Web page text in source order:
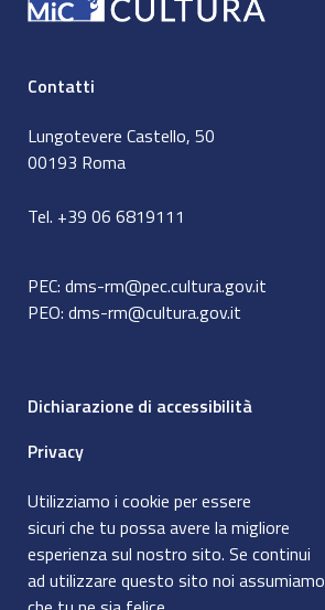
Contatti
Lungotevere Castello, 50
00193 Roma
Tel. +39 06 6819111
PEC: dms-rm@pec.cultura.gov.it
PEO: dms-rm@cultura.gov.it
Dichiarazione di accessibilità
Privacy
Utilizziamo i cookie per essere
sicuri che tu possa avere la migliore
esperienza sul nostro sito. Se continui
ad utilizzare questo sito noi assumiamo